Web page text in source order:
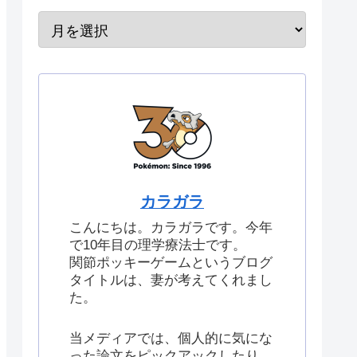
カラガラ
こんにちは。カラガラです。今年
で10年目の理学療法士です。
関節ポッキーゲームというブログ
タイトルは、妻が考えてくれまし
た。
当メディアでは、個人的に気にな